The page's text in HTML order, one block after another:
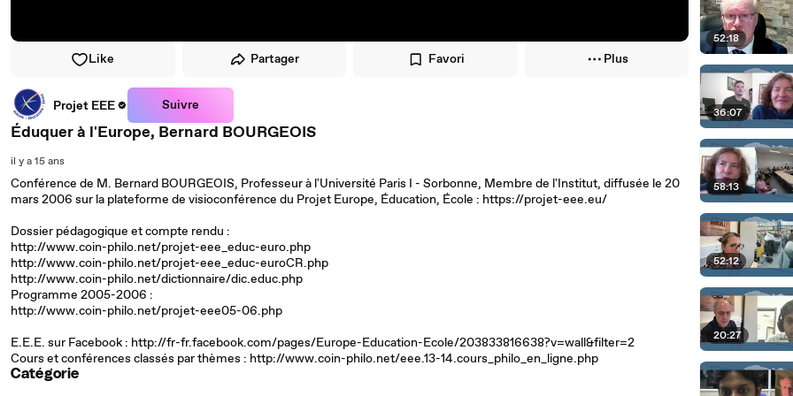
Like Partager Favori Plus
Projet EEE Suivre
Éduquer à l'Europe, Bernard BOURGEOIS
il y a 15 ans
Conférence de M. Bernard BOURGEOIS, Professeur à l'Université Paris I - Sorbonne, Membre de l'Institut, diffusée le 20
mars 2006 sur la plateforme de visioconférence du Projet Europe, Éducation, École : https://projet-eee.eu/
Dossier pédagogique et compte rendu :
http://www.coin-philo.net/projet-eee_educ-euro.php
http://www.coin-philo.net/projet-eee_educ-euroCR.php
http://www.coin-philo.net/dictionnaire/dic.educ.php
Programme 2005-2006 :
http://www.coin-philo.net/projet-eee05-06.php
E.E.E. sur Facebook : http://fr-fr.facebook.com/pages/Europe-Education-Ecole/203833816638?v=wall&filter=2
Cours et conférences classés par thèmes : http://www.coin-philo.net/eee.13-14.cours_philo_en_ligne.php
Catégorie
52:18
36:07
58:13
52:12
20:27